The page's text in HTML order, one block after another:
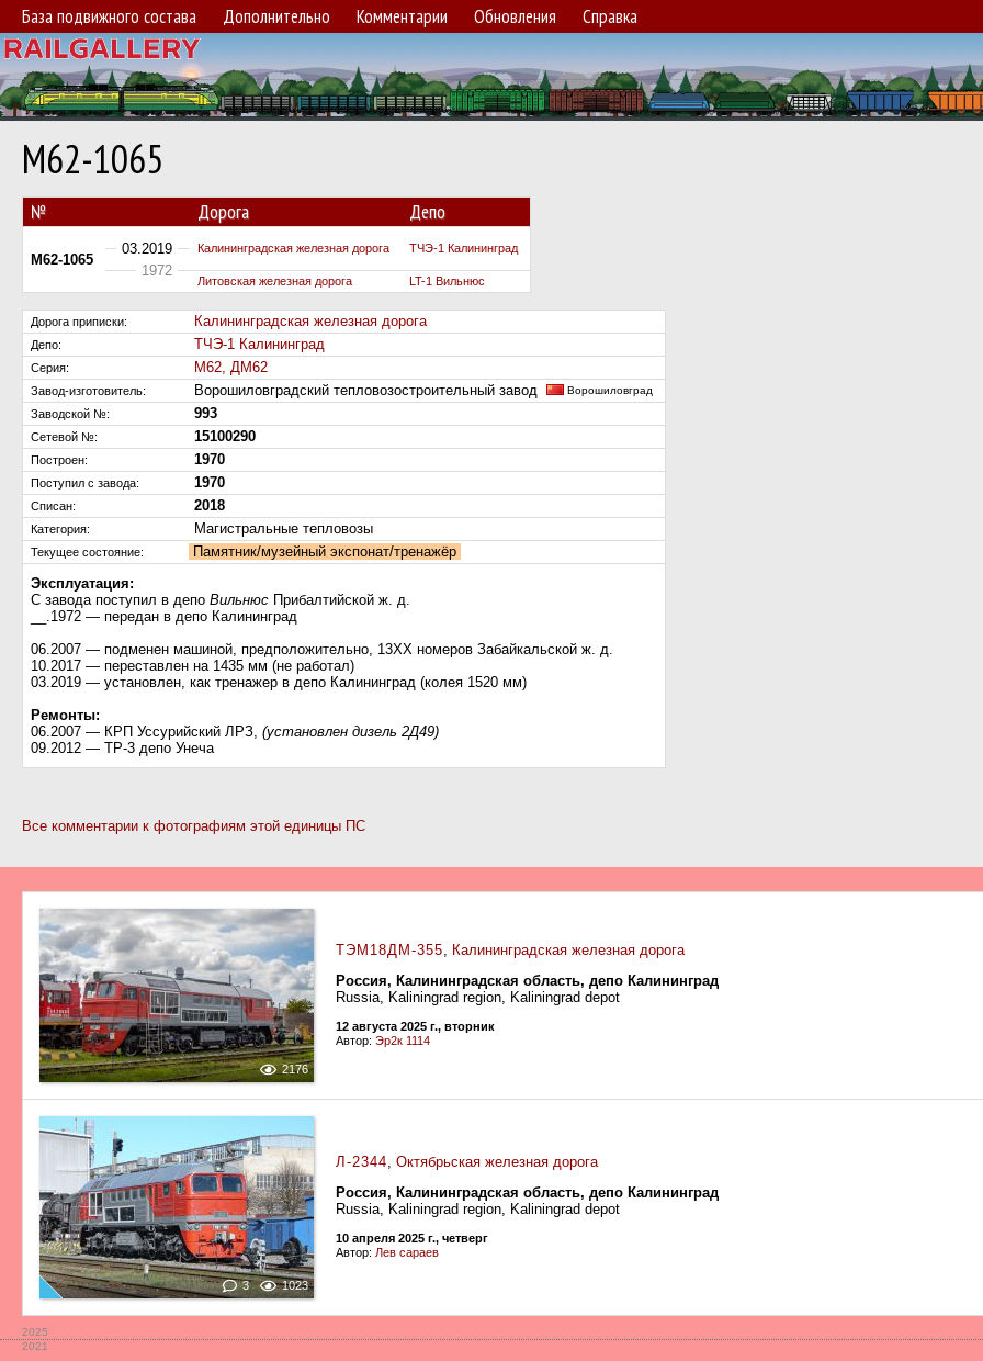
База подвижного состава Дополнительно Комментарии Обновления Справка
М62-1065
№ Дорога Депо
М62-1065
03.2019 Калининградская железная дорога ТЧЭ-1 Калининград
1972
Литовская железная дорога LT-1 Вильнюс
Дорога приписки: Калининградская железная дорога
Депо: ТЧЭ-1 Калининград
Серия: М62, ДМ62
Завод-изготовитель: Ворошиловградский тепловозостроительный завод Ворошиловград
Заводской №: 993
Сетевой №: 15100290
Построен: 1970
Поступил c завода: 1970
Списан: 2018
Категория: Магистральные тепловозы
Текущее состояние:
Памятник/музейный экспонат/тренажёр
Эксплуатация:
С завода поступил в депо Вильнюс Прибалтийской ж. д.
__.1972 — передан в депо Калининград
06.2007 — подменен машиной, предположительно, 13ХХ номеров Забайкальской ж. д.
10.2017 — переставлен на 1435 мм (не работал)
03.2019 — установлен, как тренажер в депо Калининград (колея 1520 мм)
Ремонты:
06.2007 — КРП Уссурийский ЛРЗ, (установлен дизель 2Д49)
09.2012 — ТР-3 депо Унеча
Все комментарии к фотографиям этой единицы ПС
2176
ТЭМ18ДМ-355, Калининградская железная дорога
Россия, Калининградская область, депо Калининград
Russia, Kaliningrad region, Kaliningrad depot
12 августа 2025 г., вторник
Автор: Эр2к 1114
3 1023
Л-2344, Октябрьская железная дорога
Россия, Калининградская область, депо Калининград
Russia, Kaliningrad region, Kaliningrad depot
10 апреля 2025 г., четверг
Автор: Лев сараев
2025
2021